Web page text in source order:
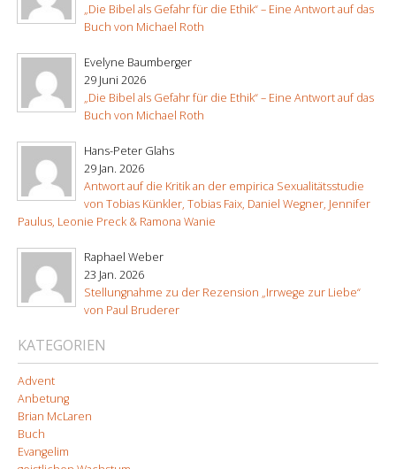
„Die Bibel als Gefahr für die Ethik“ – Eine Antwort auf das
Buch von Michael Roth
Evelyne Baumberger
29 Juni 2026
„Die Bibel als Gefahr für die Ethik“ – Eine Antwort auf das
Buch von Michael Roth
Hans-Peter Glahs
29 Jan. 2026
Antwort auf die Kritik an der empirica Sexualitätsstudie
von Tobias Künkler, Tobias Faix, Daniel Wegner, Jennifer
Paulus, Leonie Preck & Ramona Wanie
Raphael Weber
23 Jan. 2026
Stellungnahme zu der Rezension „Irrwege zur Liebe“
von Paul Bruderer
KATEGORIEN
Advent
Anbetung
Brian McLaren
Buch
Evangelim